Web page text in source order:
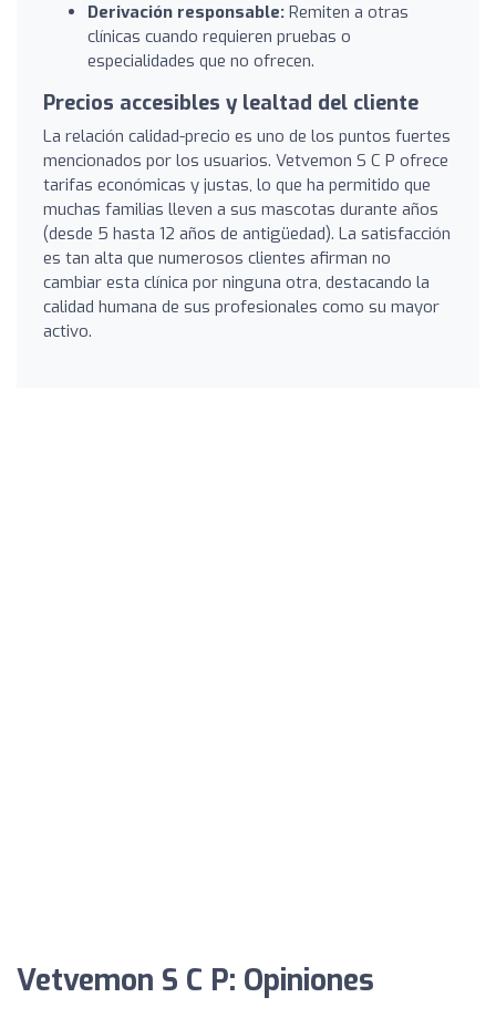
Derivación responsable: Remiten a otras
clínicas cuando requieren pruebas o
especialidades que no ofrecen.
Precios accesibles y lealtad del cliente
La relación calidad-precio es uno de los puntos fuertes
mencionados por los usuarios. Vetvemon S C P ofrece
tarifas económicas y justas, lo que ha permitido que
muchas familias lleven a sus mascotas durante años
(desde 5 hasta 12 años de antigüedad). La satisfacción
es tan alta que numerosos clientes afirman no
cambiar esta clínica por ninguna otra, destacando la
calidad humana de sus profesionales como su mayor
activo.
Vetvemon S C P: Opiniones